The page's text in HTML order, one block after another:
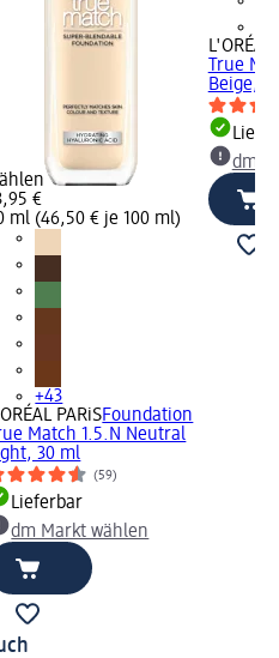
€
ml (46,50 € je 100 ml)
+43
PARiSFoundation
Match 1.5.N Neutral
30 ml
(59)
Lieferbar
dm Markt wählen
L'ORÉAL
True
Beige,
dm